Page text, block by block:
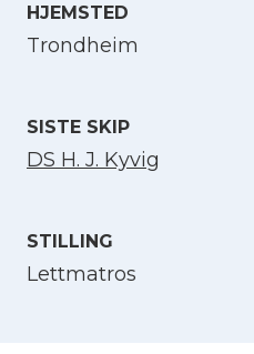
HJEMSTED
Trondheim
SISTE SKIP
DS H. J. Kyvig
STILLING
Lettmatros
Velg språk
Norsk bokmål